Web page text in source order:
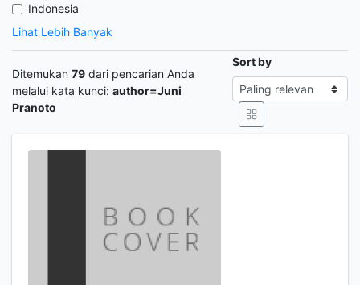
Indonesia
Lihat Lebih Banyak
Ditemukan 79 dari pencarian Anda
melalui kata kunci: author=Juni
Pranoto
Sort by